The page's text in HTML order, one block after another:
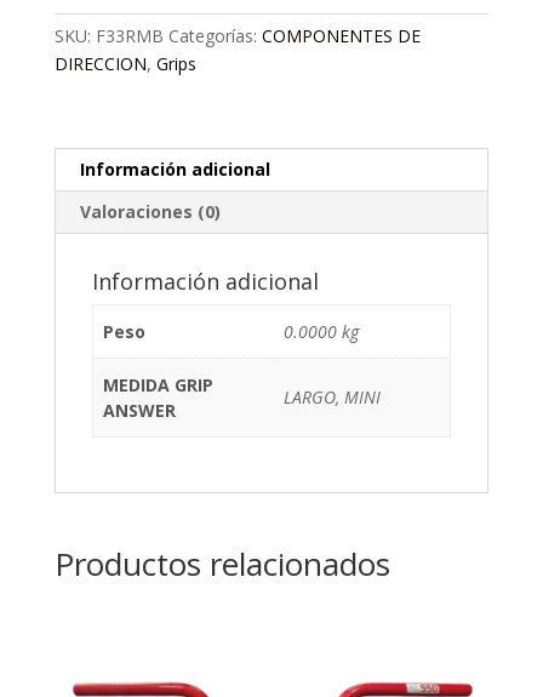
SKU: F33RMB Categorías: COMPONENTES DE
DIRECCION, Grips
Información adicional
Valoraciones (0)
Información adicional
Peso 0.0000 kg
MEDIDA GRIP
ANSWER
LARGO, MINI
Productos relacionados